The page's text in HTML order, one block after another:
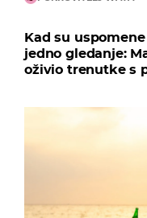
Kad su
jedno gledanje:
oživio trenutke s